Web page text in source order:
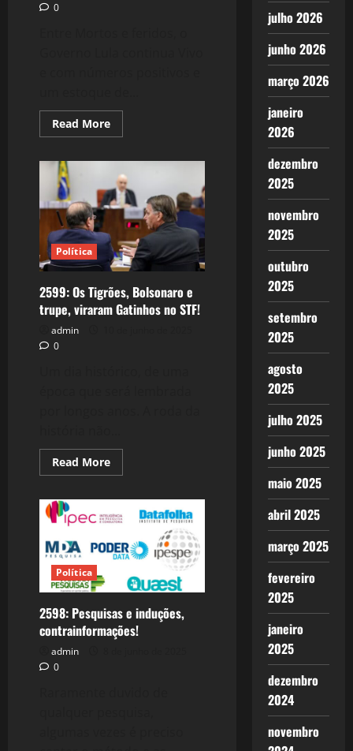
0
Read MoreRead
more
Lula
romperia
com
o
Congresso?
Política
2599: Os Tigrões, Bolsonaro e
trupe, viraram Gatinhos no STF!
admin
0
Read MoreRead
more
Tigrões,
Bolsonaro
e
trupe,
viraram
STF!
Política
2598: Pesquisas e induções,
contrainformações!
admin
0
julho 2026
junho 2026
março 2026
janeiro
2026
dezembro
2025
novembro
2025
outubro
2025
setembro
2025
agosto
2025
julho 2025
junho 2025
maio 2025
abril 2025
março 2025
fevereiro
2025
janeiro
2025
dezembro
2024
novembro